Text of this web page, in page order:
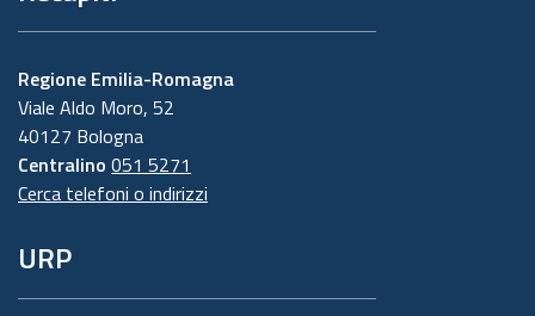
Regione Emilia-Romagna
Viale Aldo Moro, 52
40127 Bologna
Centralino 051 5271
Cerca telefoni o indirizzi
URP